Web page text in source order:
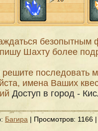
Шахту более
решите последовать
имена Ваших
Доступ в город -
Багира | Просмотров: 1166